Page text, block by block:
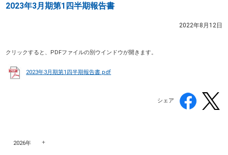
2023年3月期第1四半期報告書
2022年8月12日
クリックすると、PDFファイルの別ウインドウが開きます。
2023年3月期第1四半期報告書.pdf
シェア
2026年